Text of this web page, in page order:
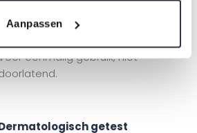
Aanpassen
eenmalig gebruik, niet
getest